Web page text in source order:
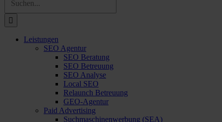
nach:
Leistungen
SEO Agentur
SEO Beratung
SEO Betreuung
SEO Analyse
Local SEO
Relaunch Betreuung
GEO-Agentur
Paid Advertising
Suchmaschinenwerbung (SEA)